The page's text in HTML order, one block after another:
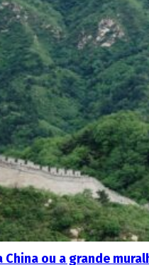
China ou a grande